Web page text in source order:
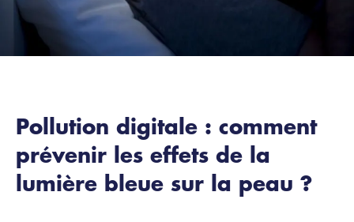
Pollution digitale : comment
prévenir les effets de la
lumière bleue sur la peau ?